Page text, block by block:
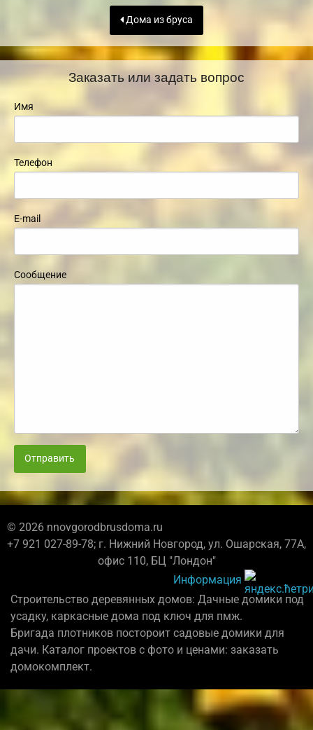
Дома из бруса
Заказать или задать вопрос
Имя
Телефон
E-mail
Сообщение
Отправить
© 2026 nnovgorodbrusdoma.ru
+7 921 027-89-78; г. Нижний Новгород, ул. Ошарская, 77А,
офис 110, БЦ "Лондон"
Информация
Строительство деревянных домов: Дачные домики под
усадку, каркасные дома под ключ для пмж.
Бригада плотников постороит садовые домики для
дачи. Каталог проектов с фото и ценами: заказать
домокомплект.